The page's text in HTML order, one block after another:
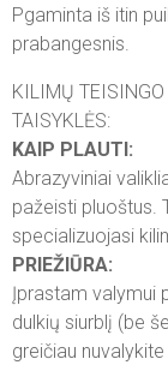
Pgaminta iš itin
prabangesnis.
KILIMŲ
TAISYKLĖS:
KAIP PLAUTI:
Abrazyviniai
pažeisti pluoštus.
specializuojasi
PRIEŽIŪRA:
Įprastam valymui
dulkių siurblį (be
greičiau